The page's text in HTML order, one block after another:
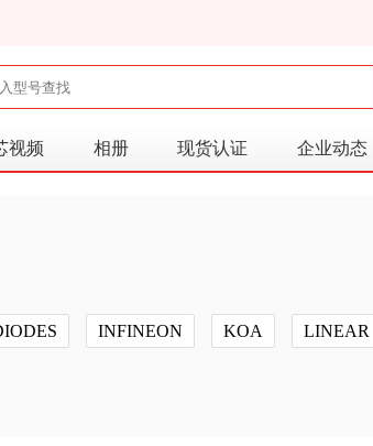
视频 相册 现货认证 企业动态
INFINEON KOA LINEAR